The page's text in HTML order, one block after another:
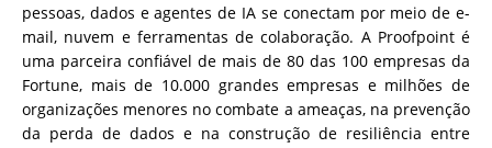
pessoas, dados e agentes de IA se conectam por meio de e-
mail, nuvem e ferramentas de colaboração. A Proofpoint é
uma parceira confiável de mais de 80 das 100 empresas da
Fortune, mais de 10.000 grandes empresas e milhões de
organizações menores no combate a ameaças, na prevenção
da perda de dados e na construção de resiliência entre